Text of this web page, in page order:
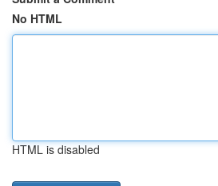
No HTML
HTML is disabled